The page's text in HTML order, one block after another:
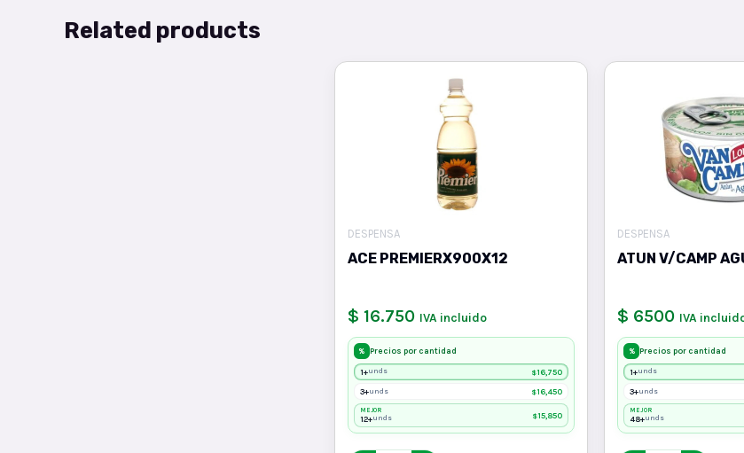
Related products
DESPENSA
ACE PREMIERX900X12
$ 16.750 IVA incluido
% Precios por cantidad
1+unds $16,750
3+unds $16,450
MEJOR
12+unds $15,850
DESPENSA
ATUN V/CAMP
$ 6500 IVA
% Precios por cantidad
1+unds
3+unds
MEJOR
48+unds